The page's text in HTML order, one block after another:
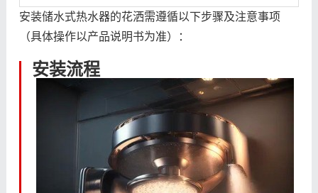
安装储水式热水器的花洒需遵循以下步骤及注意事项
（具体操作以产品说明书为准）：
安装流程